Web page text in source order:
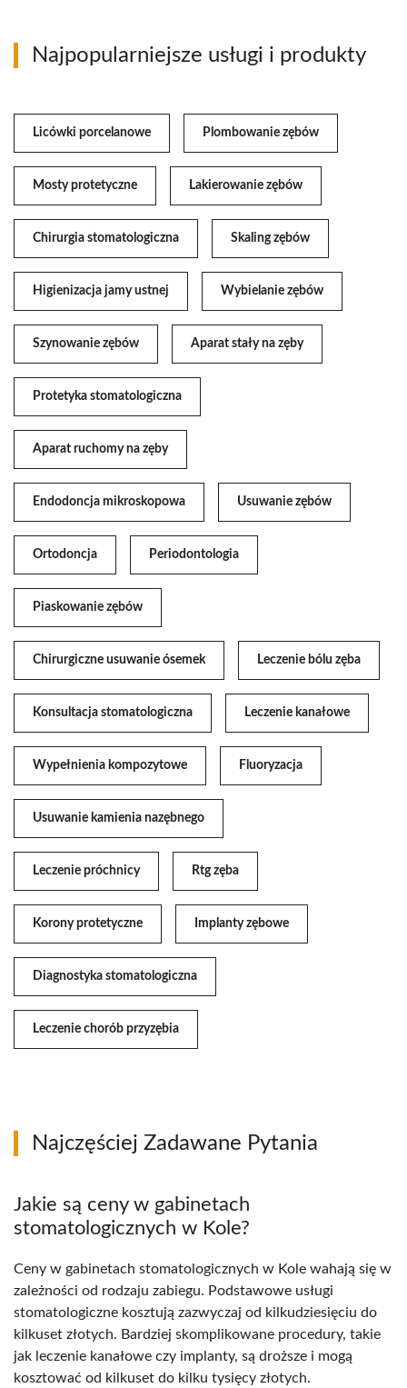
Najpopularniejsze usługi i produkty
Licówki porcelanowe Plombowanie zębów
Mosty protetyczne Lakierowanie zębów
Chirurgia stomatologiczna Skaling zębów
Higienizacja jamy ustnej Wybielanie zębów
Szynowanie zębów Aparat stały na zęby
Protetyka stomatologiczna
Aparat ruchomy na zęby
Endodoncja mikroskopowa Usuwanie zębów
Ortodoncja Periodontologia
Piaskowanie zębów
Chirurgiczne usuwanie ósemek Leczenie bólu zęba
Konsultacja stomatologiczna Leczenie kanałowe
Wypełnienia kompozytowe Fluoryzacja
Usuwanie kamienia nazębnego
Leczenie próchnicy Rtg zęba
Korony protetyczne Implanty zębowe
Diagnostyka stomatologiczna
Leczenie chorób przyzębia
Najczęściej Zadawane Pytania
Jakie są ceny w gabinetach
stomatologicznych w Kole?
Ceny w gabinetach stomatologicznych w Kole wahają się w
zależności od rodzaju zabiegu. Podstawowe usługi
stomatologiczne kosztują zazwyczaj od kilkudziesięciu do
kilkuset złotych. Bardziej skomplikowane procedury, takie
jak leczenie kanałowe czy implanty, są droższe i mogą
kosztować od kilkuset do kilku tysięcy złotych.